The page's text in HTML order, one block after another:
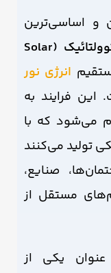
و اساسی‌ترین
سیستم‌های خورشیدی فتوولتائیک (Solar
انرژی نور
این فرایند به
می‌شود که با
تولید می‌کنند
صنایع،
مستقل از
یکی از